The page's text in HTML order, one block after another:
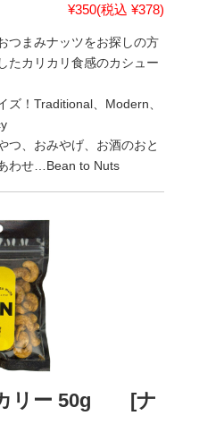
¥350(税込 ¥378)
つまみナッツをお探しの方
たカリカリ食感のカシュー
ズ！Traditional、Modern、
、おみやげ、お酒のおと
わせ…Bean to Nuts
カリー 50g [ナ